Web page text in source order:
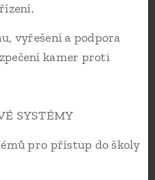
vyřešení a podpora
kamer proti
SYSTÉMY
pro přístup do školy